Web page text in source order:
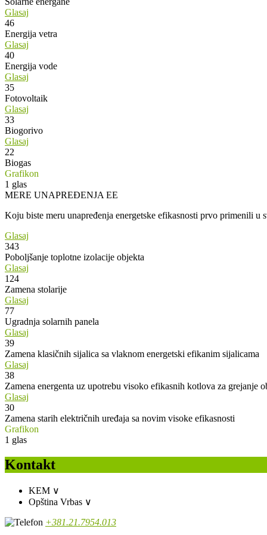
Glasaj
46
Energija vetra
Glasaj
40
Energija vode
Glasaj
35
Fotovoltaik
Glasaj
33
Biogorivo
Glasaj
22
Biogas
Grafikon
1 glas
MERE UNAPREĐENJA EE
Koju biste meru unapređenja energetske efikasnosti prvo primenili u
Glasaj
343
Poboljšanje toplotne izolacije objekta
Glasaj
124
Zamena stolarije
Glasaj
77
Ugradnja solarnih panela
Glasaj
39
Zamena klasičnih sijalica sa vlaknom energetski efikanim sijalicama
Glasaj
38
Zamena energenta uz upotrebu visoko efikasnih kotlova za grejanje
Glasaj
30
Zamena starih električnih uređaja sa novim visoke efikasnosti
Grafikon
1 glas
Kontakt
KEM ∨
Opština Vrbas ∨
+381.21.7954.013